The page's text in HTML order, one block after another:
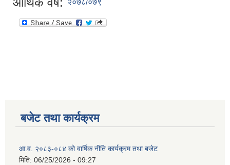
२०७८/०७९
बजेट तथा कार्यक्रम
आ.व. २०८३-०८४ को वार्षिक नीति कार्यक्रम तथा बजेट
मिति: 06/25/2026 - 09:27